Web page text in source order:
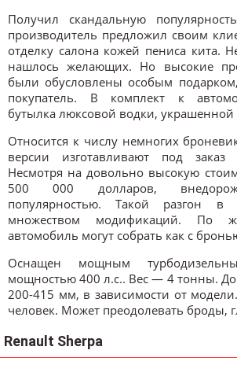
Получил скандальную
производитель предложил своим
отделку салона кожей пениса кита.
нашлось желающих. Но высокие
были обусловлены особым
покупатель. В комплект к
бутылка люксовой водки, украшенной
Относится к числу немногих
версии изготавливают под заказ
Несмотря на довольно высокую
500 000 долларов,
популярностью. Такой разгон в
множеством модификаций. По
автомобиль могут собрать как с
Оснащен мощным
мощностью 400 л.с.. Вес — 4 тонны.
200-415 мм, в зависимости от
человек. Может преодолевать броды,
Renault Sherpa